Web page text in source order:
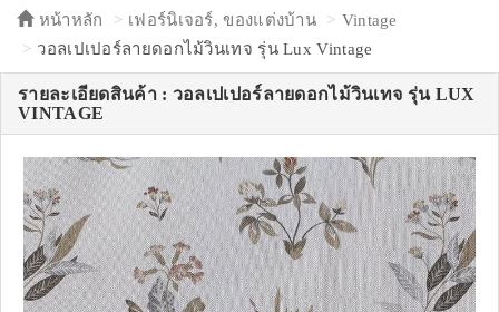
หน้าหลัก เฟอร์นิเจอร์, ของแต่งบ้าน
Vintage
วอลเปเปอร์ลายดอกไม้วินเทจ รุ่น Lux Vintage
รายละเอียดสินค้า : วอลเปเปอร์ลายดอกไม้วินเทจ รุ่น LUX
VINTAGE